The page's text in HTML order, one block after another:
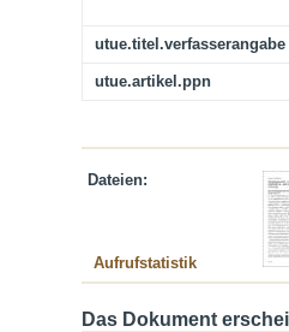
utue.titel.verfasserangabe
utue.artikel.ppn
Dateien:
Aufrufstatistik
Das Dokument